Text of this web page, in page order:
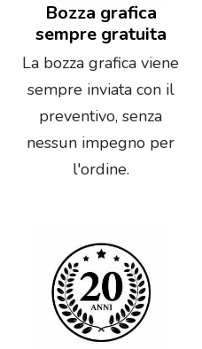
Bozza grafica
sempre gratuita
La bozza grafica viene
sempre inviata con il
preventivo, senza
nessun impegno per
l'ordine.